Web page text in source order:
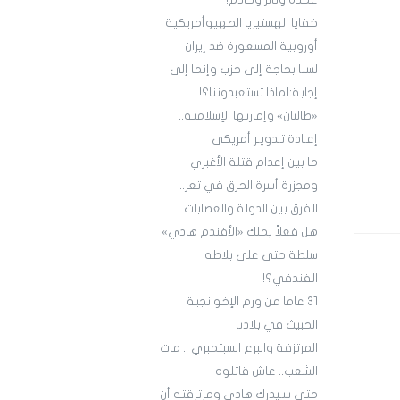
خفايا الهستيريا الصهيوأمريكية
أوروبية المسعورة ضد إيران
لسنا بحاجة إلى حزب وإنما إلى
إجابة:لماذا تستعبدوننا؟!
«طالبان» وإمارتها الإسلامية..
إعـادة تـدويـر أمريكي
ما بين إعدام قتلة الأغبري
ومجزرة أسرة الحرق في تعز..
الفرق بين الدولة والعصابات
هل فعلاً يملك «الأفندم هادي»
سلطة حتى على بلاطه
الفندقي؟!
3١ عاما من ورم الإخوانجية
الخبيث في بلادنا
المرتزقة والبرع السبتمبري .. مات
الشعب.. عاش قاتلوه
متى سـيدرك هادي ومرتزقته أن